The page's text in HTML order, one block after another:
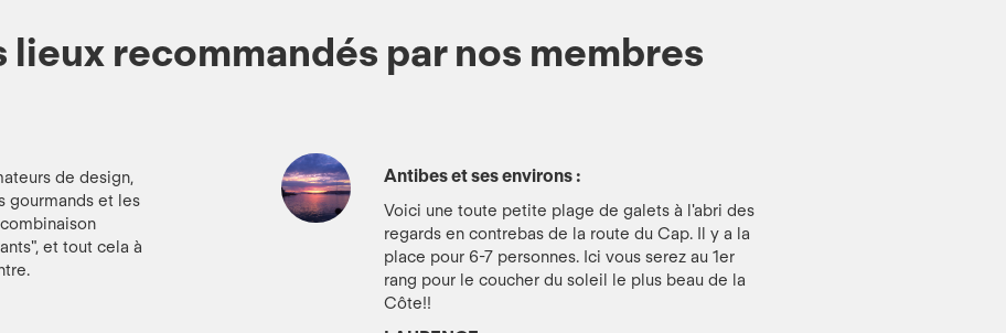
lieux recommandés par nos membres
de design,
gourmands et les
et tout cela à
Antibes et ses environs :
Voici une toute petite plage de galets à l'abri des
regards en contrebas de la route du Cap. Il y a la
place pour 6-7 personnes. Ici vous serez au 1er
rang pour le coucher du soleil le plus beau de la
Côte!!